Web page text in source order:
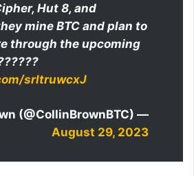
Hut 8, and
mine BTC and plan to
through the upcoming
srltruwcxJ
— Collin Brown (@CollinBrownBTC)
August 29, 2023